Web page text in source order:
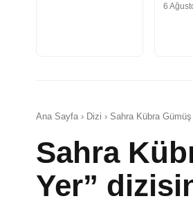
6
Ana Sayfa › Dizi › Sahra Kübra
Sahra
Yer”